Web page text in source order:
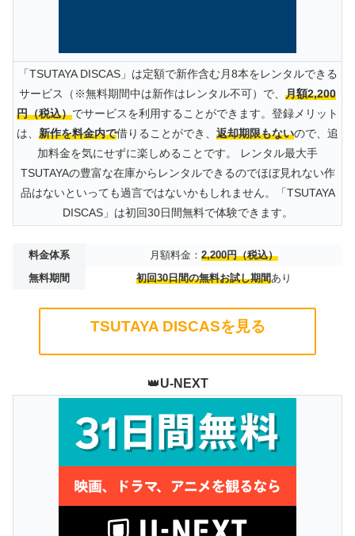
「TSUTAYA DISCAS」は定額で新作含む月8本をレンタルできる
サービス（※無料期間中は新作はレンタル不可）で、 月額2,200
円（税込）でサービスを利用することができます。登録メリット
は、 新作を料金内で借りることができ、 返却期限もないので、追
加料金を気にせずに楽しめることです。 レンタル最大手
TSUTAYAの豊富な在庫からレンタルできるのでほぼ見れない作
品はないといっても過言ではないかもしれません。「TSUTAYA
DISCAS」は初回30日間無料で体験できます。
料金体系 月額料金： 2,200円（税込）
無料期間
初回30日間の無料お試し期間あり
TSUTAYA DISCASを見る
👑U-NEXT